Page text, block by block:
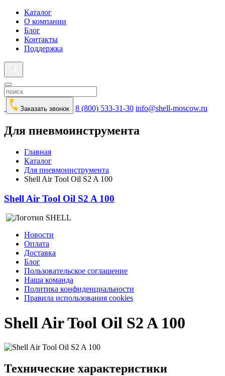
Каталог
О компании
Блог
Контакты
Поддержка
Заказать звонок 8 (800) 533-31-30 info@shell-moscow.ru
Для пневмоинструмента
Главная
Каталог
Для пневмоинструмента
Shell Air Tool Oil S2 A 100
Shell Air Tool Oil S2 A 100
Новости
Оплата
Доставка
Блог
Пользовательское соглашение
Наша команда
Политика конфиденциальности
Правила использования cookies
Shell Air Tool Oil S2 A 100
Технические характеристики